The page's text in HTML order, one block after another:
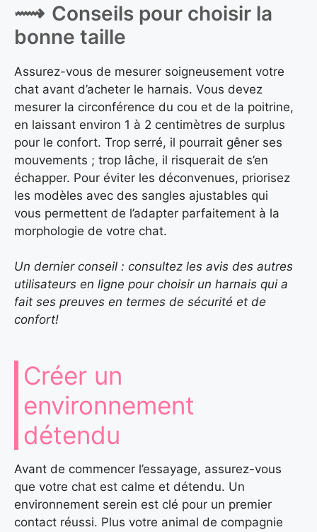
Conseils pour choisir la
bonne taille
Assurez-vous de mesurer soigneusement votre
chat avant d’acheter le harnais. Vous devez
mesurer la circonférence du cou et de la poitrine,
en laissant environ 1 à 2 centimètres de surplus
pour le confort. Trop serré, il pourrait gêner ses
mouvements ; trop lâche, il risquerait de s’en
échapper. Pour éviter les déconvenues, priorisez
les modèles avec des sangles ajustables qui
vous permettent de l’adapter parfaitement à la
morphologie de votre chat.
Un dernier conseil : consultez les avis des autres
utilisateurs en ligne pour choisir un harnais qui a
fait ses preuves en termes de sécurité et de
confort!
Créer un
environnement
détendu
Avant de commencer l’essayage, assurez-vous
que votre chat est calme et détendu. Un
environnement serein est clé pour un premier
contact réussi. Plus votre animal de compagnie